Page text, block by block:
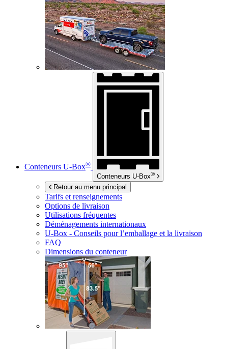
Conteneurs U-Box®
Conteneurs U-Box®
Retour au menu principal
Tarifs et renseignements
Options de livraison
Utilisations fréquentes
Déménagements internationaux
U-Box - Conseils pour l’emballage et la livraison
FAQ
Dimensions du conteneur